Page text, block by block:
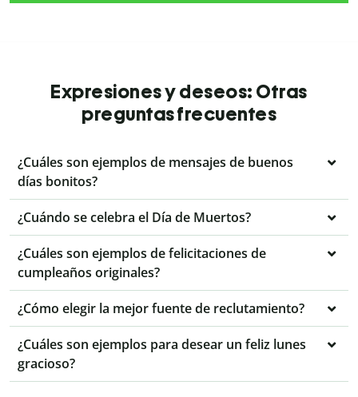
Expresiones y deseos: Otras
preguntas frecuentes
¿Cuáles son ejemplos de mensajes de buenos
días bonitos?
¿Cuándo se celebra el Día de Muertos?
¿Cuáles son ejemplos de felicitaciones de
cumpleaños originales?
¿Cómo elegir la mejor fuente de reclutamiento?
¿Cuáles son ejemplos para desear un feliz lunes
gracioso?